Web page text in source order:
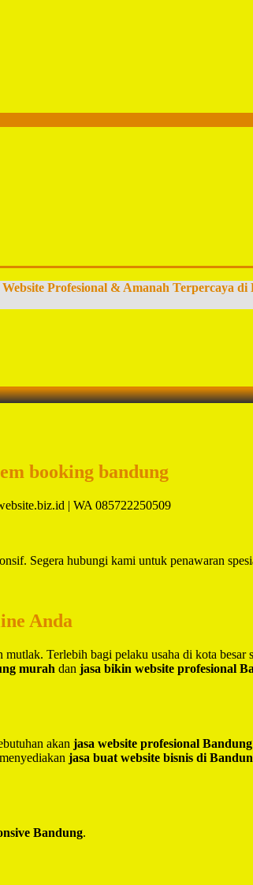
Profesional & Amanah Terpercaya
booking bandung
| WA 085722250509
Segera hubungi kami untuk penawaran
Anda
Terlebih bagi pelaku usaha di kota
murah dan jasa bikin website profesional
akan jasa website profesional Bandung
jasa buat website bisnis di
Bandung.